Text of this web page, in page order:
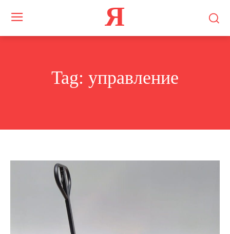
Я
Tag: управление